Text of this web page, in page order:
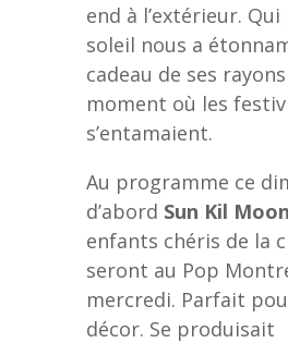
end à l’extérieur.
soleil nous a
cadeau de ses
moment où les
s’entamaient.
Au programme ce
d’abord Sun Kil Moon
enfants chéris de la
seront au Pop
mercredi. Parfait
décor. Se produisait